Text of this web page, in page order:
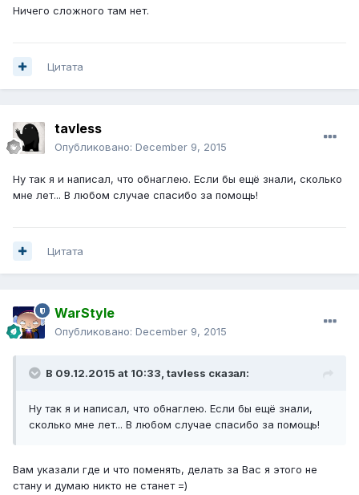
Ничего сложного там нет.
Цитата
tavless
Опубликовано: December 9, 2015
Ну так я и написал, что обнаглею. Если бы ещё знали, сколько
мне лет... В любом случае спасибо за помощь!
Цитата
WarStyle
Опубликовано: December 9, 2015
В 09.12.2015 at 10:33, tavless сказал:
Ну так я и написал, что обнаглею. Если бы ещё знали,
сколько мне лет... В любом случае спасибо за помощь!
Вам указали где и что поменять, делать за Вас я этого не
стану и думаю никто не станет =)